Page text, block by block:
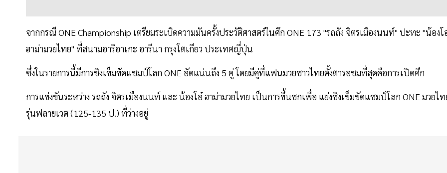
จากกรณี ONE Championship เตรียมระเบิดความมันครั้งประวัติศาสตร์ในศึก ONE 173 "รถถัง จิตรเมืองนนท์" ปะทะ "น้องโ
ฮาม่ามวยไทย" ที่สนามอาริอาเกะ อารีนา กรุงโตเกียว ประเทศญี่ปุ่น
ซึ่งในรายการนี้มีการชิงเข็มขัดแชมป์โลก ONE อัดแน่นถึง 5 คู่ โดยมีคู่ที่แฟนมวยชาวไทยตั้งตารอชมที่สุดคือการเปิดศึก
การแข่งขันระหว่าง รถถัง จิตรเมืองนนท์ และ น้องโอ๋ ฮาม่ามวยไทย เป็นการขึ้นชกเพื่อ แย่งชิงเข็มขัดแชมป์โลก ONE มวยไ
รุ่นฟลายเวต (125-135 ป.) ที่ว่างอยู่